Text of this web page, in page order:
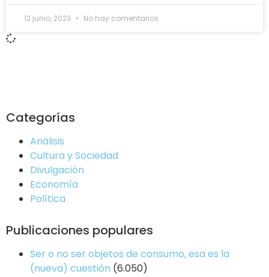
12 junio, 2023 No hay comentarios
Categorías
Análisis
Cultura y Sociedad
Divulgación
Economía
Política
Publicaciones populares
Ser o no ser objetos de consumo, esa es la
(nueva) cuestión (6.050)